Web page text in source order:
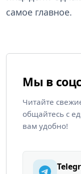
самое главное.
Мы в
Читайте
общайтесь с
вам удобно!